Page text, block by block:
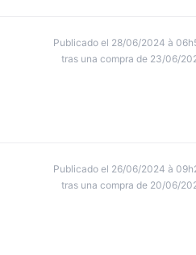
Publicado el 28/06/2024 à
tras una compra de 23/06/
Publicado el 26/06/2024 à
tras una compra de 20/06/